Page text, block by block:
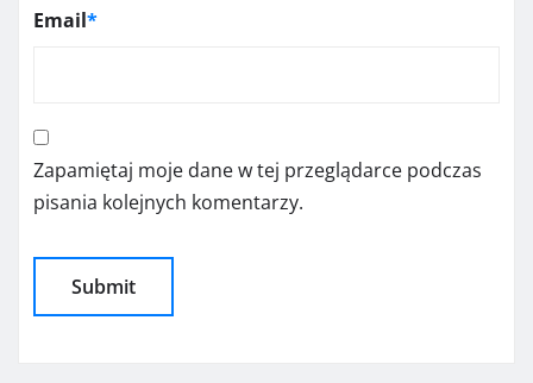
Email*
Zapamiętaj moje dane w tej przeglądarce podczas
pisania kolejnych komentarzy.